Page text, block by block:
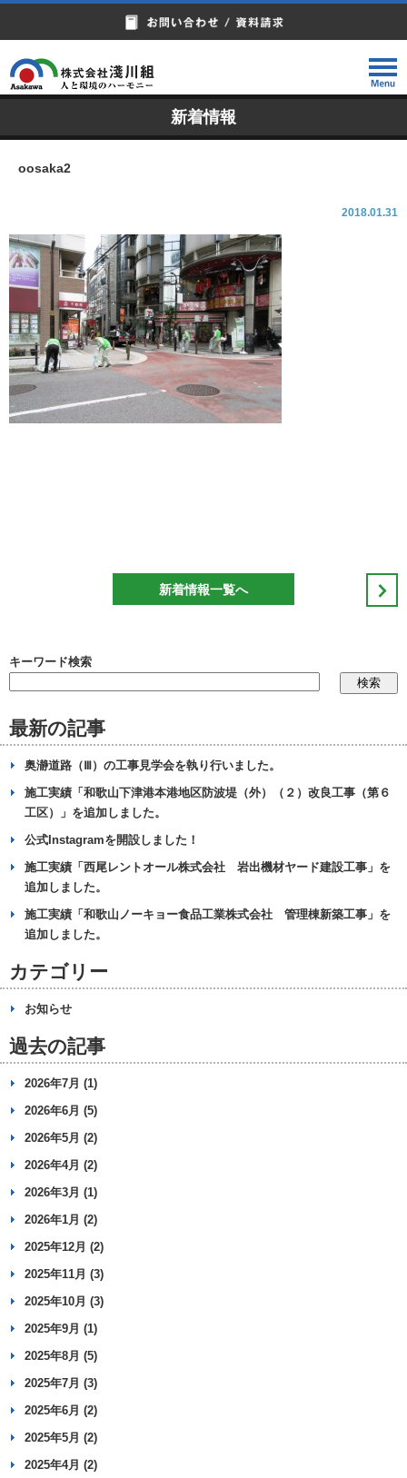
新着情報
oosaka2
2018.01.31
新着情報一覧へ
キーワード検索
最新の記事
奥瀞道路（Ⅲ）の工事見学会を執り行いました。
施工実績「和歌山下津港本港地区防波堤（外）（２）改良工事（第６
工区）」を追加しました。
公式Instagramを開設しました！
施工実績「西尾レントオール株式会社 岩出機材ヤード建設工事」を
追加しました。
施工実績「和歌山ノーキョー食品工業株式会社 管理棟新築工事」を
追加しました。
カテゴリー
お知らせ
過去の記事
2026年7月 (1)
2026年6月 (5)
2026年5月 (2)
2026年4月 (2)
2026年3月 (1)
2026年1月 (2)
2025年12月 (2)
2025年11月 (3)
2025年10月 (3)
2025年9月 (1)
2025年8月 (5)
2025年7月 (3)
2025年6月 (2)
2025年5月 (2)
2025年4月 (2)